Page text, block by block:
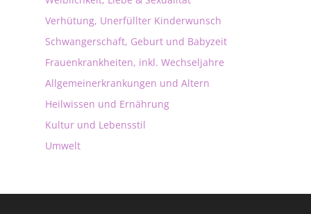
Verhütung, Unerfüllter Kinderwunsch
Schwangerschaft, Geburt und Babyzeit
Frauenkrankheiten, inkl. Wechseljahre
Allgemeinerkrankungen und Altern
Heilwissen und Ernährung
Kultur und Lebensstil
Umwelt